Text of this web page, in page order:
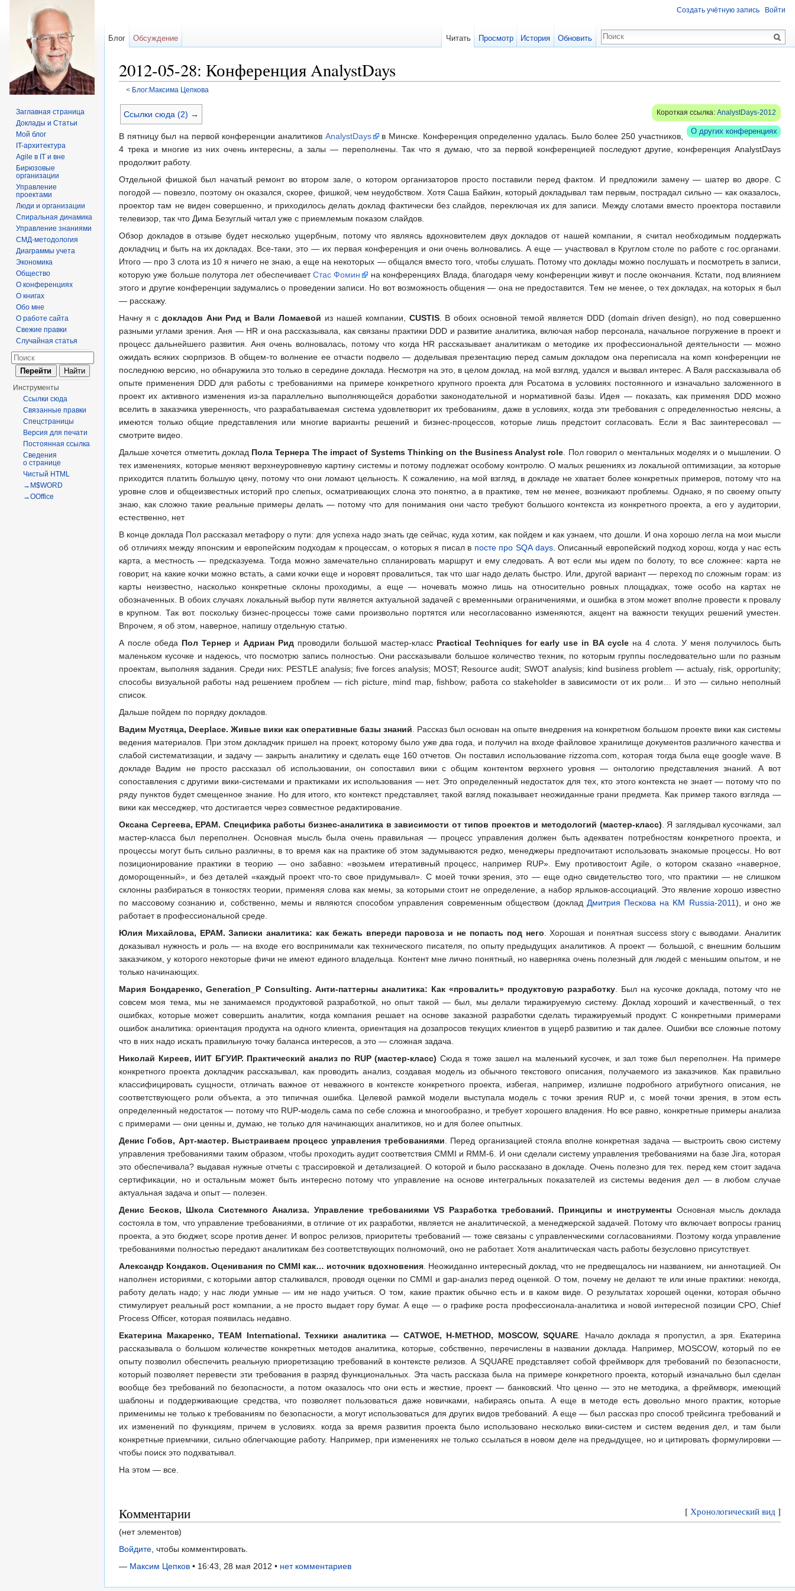
2012-05-28: Конференция AnalystDays
< Блог:Максима Цепкова
Короткая ссылка: AnalystDays-2012
Ссылки сюда (2) →
О других конференциях
В пятницу был на первой конференции аналитиков AnalystDays
в Минске. Конференция определенно удалась. Было более 250 участников,
4 трека и многие из них очень интересны, а залы — переполнены. Так что я думаю, что за первой конференцией последуют другие, конференция AnalystDays
продолжит работу.
Отдельной фишкой был начатый ремонт во втором зале, о котором организаторов просто поставили перед фактом. И предложили замену — шатер во дворе. С
погодой — повезло, поэтому он оказался, скорее, фишкой, чем неудобством. Хотя Саша Байкин, который докладывал там первым, пострадал сильно — как оказалось,
проектор там не виден совершенно, и приходилось делать доклад фактически без слайдов, переключая их для записи. Между слотами вместо проектора поставили
телевизор, так что Дима Безуглый читал уже с приемлемым показом слайдов.
Обзор докладов в отзыве будет несколько ущербным, потому что являясь вдохновителем двух докладов от нашей компании, я считал необходимым поддержать
докладчиц и быть на их докладах. Все-таки, это — их первая конференция и они очень волновались. А еще — участвовал в Круглом столе по работе с гос.органами.
Итого — про 3 слота из 10 я ничего не знаю, а еще на некоторых — общался вместо того, чтобы слушать. Потому что доклады можно послушать и посмотреть в записи,
которую уже больше полутора лет обеспечиваетСтас Фомин
на конференциях Влада, благодаря чему конференции живут и после окончания. Кстати, под влиянием
этого и другие конференции задумались о проведении записи. Но вот возможность общения — она не предоставится. Тем не менее, о тех докладах, на которых я был
— расскажу.
Начну я с докладов Ани Рид и Вали Ломаевой из нашей компании, CUSTIS. В обоих основной темой является DDD (domain driven design), но под совершенно
разными углами зрения. Аня — HR и она рассказывала, как связаны практики DDD и развитие аналитика, включая набор персонала, начальное погружение в проект и
процесс дальнейшего развития. Аня очень волновалась, потому что когда HR рассказывает аналитикам о методике их профессиональной деятельности — можно
ожидать всяких сюрпризов. В общем-то волнение ее отчасти подвело — доделывая презентацию перед самым докладом она переписала на комп конференции не
последнюю версию, но обнаружила это только в середине доклада. Несмотря на это, в целом доклад, на мой взгляд, удался и вызвал интерес. А Валя рассказывала об
опыте применения DDD для работы с требованиями на примере конкретного крупного проекта для Росатома в условиях постоянного и изначально заложенного в
проект их активного изменения из-за параллельно выполняющейся доработки законодательной и нормативной базы. Идея — показать, как применяя DDD можно
вселить в заказчика уверенность, что разрабатываемая система удовлетворит их требованиям, даже в условиях, когда эти требования с определенностью неясны, а
имеются только общие представления или многие варианты решений и бизнес-процессов, которые лишь предстоит согласовать. Если я Вас заинтересовал —
смотрите видео.
Дальше хочется отметить доклад Пола Тернера The impact of Systems Thinking on the Business Analyst role . Пол говорил о ментальных моделях и о мышлении. О
тех изменениях, которые меняют верхнеуровневую картину системы и потому подлежат особому контролю. О малых решениях из локальной оптимизации, за которые
приходится платить большую цену, потому что они ломают цельность. К сожалению, на мой взгляд, в докладе не хватает более конкретных примеров, потому что на
уровне слов и общеизвестных историй про слепых, осматривающих слона это понятно, а в практике, тем не менее, возникают проблемы. Однако, я по своему опыту
знаю, как сложно такие реальные примеры делать — потому что для понимания они часто требуют большого контекста из конкретного проекта, а его у аудитории,
естественно, нет
В конце доклада Пол рассказал метафору о пути: для успеха надо знать где сейчас, куда хотим, как пойдем и как узнаем, что дошли. И она хорошо легла на мои мысли
об отличиях между японским и европейским подходам к процессам, о которых я писал в посте про SQA days. Описанный европейский подход хорош, когда у нас есть
карта, а местность — предсказуема. Тогда можно замечательно спланировать маршрут и ему следовать. А вот если мы идем по болоту, то все сложнее: карта не
говорит, на какие кочки можно встать, а сами кочки еще и норовят провалиться, так что шаг надо делать быстро. Или, другой вариант — переход по сложным горам: из
карты неизвестно, насколько конкретные склоны проходимы, а еще — ночевать можно лишь на относительно ровных площадках, тоже особо на картах не
обозначенных. В обоих случаях локальный выбор пути является актуальной задачей с временными ограничениями, и ошибка в этом может вполне провести к провалу
в крупном. Так вот. поскольку бизнес-процессы тоже сами произвольно портятся или несогласованно изменяются, акцент на важности текущих решений уместен.
Впрочем, я об этом, наверное, напишу отдельную статью.
А после обеда Пол Тернер и Адриан Ридпроводили большой мастер-класс Practical Techniques for early use in BA cycle на 4 слота. У меня получилось быть
маленьком кусочке и надеюсь, что посмотрю запись полностью. Они рассказывали большое количество техник, по которым группы последовательно шли по разным
проектам, выполняя задания. Среди них: PESTLE analysis; five forces analysis; MOST; Resource audit; SWOT analysis; kind business problem — actualy, risk, opportunity;
способы визуальной работы над решением проблем — rich picture, mind map, fishbow; работа со stakeholder в зависимости от их роли… И это — сильно неполный
список.
Дальше пойдем по порядку докладов.
Вадим Мустяца, Deeplace. Живые вики как оперативные базы знаний . Рассказ был основан на опыте внедрения на конкретном большом проекте вики как системы
ведения материалов. При этом докладчик пришел на проект, которому было уже два года, и получил на входе файловое хранилище документов различного качества и
слабой систематизации, и задачу — закрыть аналитику и сделать еще 160 отчетов. Он поставил использование rizzoma.com, которая тогда была еще google wave. В
докладе Вадим не просто рассказал об использовании, он сопоставил вики с общим контентом верхнего уровня — онтологию представления знаний. А вот
сопоставления с другими вики-системами и практиками их использования — нет. Это определенный недостаток для тех, кто этого контекста не знает — потому что по
ряду пунктов будет смещенное знание. Но для итого, кто контекст представляет, такой взгляд показывает неожиданные грани предмета. Как пример такого взгляда —
вики как месседжер, что достигается через совместное редактирование.
Оксана Сергеева, EPAM. Специфика работы бизнес-аналитика в зависимости от типов проектов и методологий (мастер-класс) . Я заглядывал кусочками, зал
мастер-класса был переполнен. Основная мысль была очень правильная — процесс управления должен быть адекватен потребностям конкретного проекта, и
процессы могут быть сильно различны, в то время как на практике об этом задумываются редко, менеджеры предпочитают использовать знакомые процессы. Но вот
позиционирование практики в теорию — оно забавно: «возьмем итеративный процесс, например RUP». Ему противостоит Agile, о котором сказано «наверное,
доморощенный», и без деталей «каждый проект что-то свое придумывал». С моей точки зрения, это — еще одно свидетельство того, что практики — не слишком
склонны разбираться в тонкостях теории, применяя слова как мемы, за которыми стоит не определение, а набор ярлыков-ассоциаций. Это явление хорошо известно
по массовому сознанию и, собственно, мемы и являются способом управления современным обществом (доклад Дмитрия Пескова на KM Russia-2011), и оно же
работает в профессиональной среде.
Юлия Михайлова, EPAM. Записки аналитика: как бежать впереди паровоза и не попасть под него . Хорошая и понятная success story с выводами. Аналитик
доказывал нужность и роль — на входе его воспринимали как технического писателя, по опыту предыдущих аналитиков. А проект — большой, с внешним большим
заказчиком, у которого некоторые фичи не имеют единого владельца. Контент мне лично понятный, но наверняка очень полезный для людей с меньшим опытом, и не
только начинающих.
Мария Бондаренко, Generation_P Consulting. Анти-паттерны аналитика: Как «провалить» продуктовую разработку . Был на кусочке доклада, потому что не
совсем моя тема, мы не занимаемся продуктовой разработкой, но опыт такой — был, мы делали тиражируемую систему. Доклад хороший и качественный, о тех
ошибках, которые может совершить аналитик, когда компания решает на основе заказной разработки сделать тиражируемый продукт. С конкретными примерами
ошибок аналитика: ориентация продукта на одного клиента, ориентация на дозапросов текущих клиентов в ущерб развитию и так далее. Ошибки все сложные потому
что в них надо искать правильную точку баланса интересов, а это — сложная задача.
Николай Киреев, ИИТ БГУИР. Практический анализ по RUP (мастер-класс) Сюда я тоже зашел на маленький кусочек, и зал тоже был переполнен. На примере
конкретного проекта докладчик рассказывал, как проводить анализ, создавая модель из обычного текстового описания, получаемого из заказчиков. Как правильно
классифицировать сущности, отличать важное от неважного в контексте конкретного проекта, избегая, например, излишне подробного атрибутного описания, не
соответствующего роли объекта, а это типичная ошибка. Целевой рамкой модели выступала модель с точки зрения RUP и, с моей точки зрения, в этом есть
определенный недостаток — потому что RUP-модель сама по себе сложна и многообразно, и требует хорошего владения. Но все равно, конкретные примеры анализа
с примерами — они ценны и, думаю, не только для начинающих аналитиков, но и для более опытных.
Денис Гобов, Арт-мастер. Выстраиваем процесс управления требованиями . Перед организацией стояла вполне конкретная задача — выстроить свою систему
управления требованиями таким образом, чтобы проходить аудит соответствия CMMI и RMM-6. И они сделали систему управления требованиями на базе Jira, которая
это обеспечивала? выдавая нужные отчеты с трассировкой и детализацией. О которой и было рассказано в докладе. Очень полезно для тех. перед кем стоит задача
сертификации, но и остальным может быть интересно потому что управление на основе интегральных показателей из системы ведения дел — в любом случае
актуальная задача и опыт — полезен.
Денис Бесков, Школа Системного Анализа. Управление требованиями VS Разработка требований. Принципы и инструменты Основная мысль доклада
состояла в том, что управление требованиями, в отличие от их разработки, является не аналитической, а менеджерской задачей. Потому что включает вопросы границ
проекта, а это бюджет, scope против денег. И вопрос релизов, приоритеты требований — тоже связаны с управленческими согласованиями. Поэтому когда управление
требованиями полностью передают аналитикам без соответствующих полномочий, оно не работает. Хотя аналитическая часть работы безусловно присутствует.
Александр Кондаков. Оценивания по CMMI как… источник вдохновения. Неожиданно интересный доклад, что не предвещалось ни названием, ни аннотацией. Он
наполнен историями, с которыми автор сталкивался, проводя оценки по CMMI и gap-анализ перед оценкой. О том, почему не делают те или иные практики: некогда,
работу делать надо; у нас люди умные — им не надо учиться. О том, какие практик обычно есть и в каком виде. О результатах хорошей оценки, которая обычно
стимулирует реальный рост компании, а не просто выдает гору бумаг. А еще — о графике роста профессионала-аналитика и новой интересной позиции CPO, Chief
Process Officer, которая появилась недавно.
Екатерина Макаренко, TEAM International. Техники аналитика — CATWOE, H-METHOD, MOSCOW, SQUARE . Начало доклада я пропустил, а зря. Екатерина
рассказывала о большом количестве конкретных методов аналитика, которые, собственно, перечислены в названии доклада. Например, MOSCOW, который по ее
опыту позволил обеспечить реальную приоретизацию требований в контексте релизов. А SQUARE представляет собой фреймворк для требований по безопасности,
который позволяет перевести эти требования в разряд функциональных. Эта часть рассказа была на примере конкретного проекта, который изначально был сделан
вообще без требований по безопасности, а потом оказалось что они есть и жесткие, проект — банковский. Что ценно — это не методика, а фреймворк, имеющий
шаблоны и поддерживающие средства, что позволяет пользоваться даже новичками, набираясь опыта. А еще в методе есть довольно много практик, которые
применимы не только к требованиям по безопасности, а могут использоваться для других видов требований. А еще — был рассказ про способ трейсинга требований и
их изменений по функциям, причем в условиях. когда за время развития проекта было использовано несколько вики-систем и систем ведения дел, и там были
конкретные приемчики, сильно облегчающие работу. Например, при изменениях не только ссылаться в новом деле на предыдущее, но и цитировать формулировки —
чтобы поиск это подхватывал.
На этом — все.
[ Хронологический вид ]
Комментарии
(нет элементов)
Войдите , чтобы комментировать.
— Максим Цепков • 16:43, 28 мая 2012 • нет комментариев
Создать учётную запись Войти
Блог Обсуждение Читать Просмотр История Обновить
Заглавная страница
Доклады и Статьи
Мой блог
IT-архитектура
Agile в IT и вне
Бирюзовые
организации
Управление
проектами
Люди и организации
Спиральная динамика
Управление знаниями
СМД-методология
Диаграммы учета
Экономика
Общество
О конференциях
О книгах
Обо мне
О работе сайта
Свежие правки
Случайная статья
Инструменты
Ссылки сюда
Связанные правки
Спецстраницы
Версия для печати
Постоянная ссылка
Сведения
о странице
Чистый HTML
→M$WORD
→OOffice